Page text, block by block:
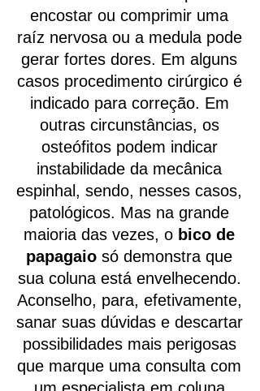
encostar ou comprimir uma
raíz nervosa ou a medula pode
gerar fortes dores. Em alguns
casos procedimento cirúrgico é
indicado para correção. Em
outras circunstâncias, os
osteófitos podem indicar
instabilidade da mecânica
espinhal, sendo, nesses casos,
patológicos. Mas na grande
maioria das vezes, o bico de
papagaio só demonstra que
sua coluna está envelhecendo.
Aconselho, para, efetivamente,
sanar suas dúvidas e descartar
possibilidades mais perigosas
que marque uma consulta com